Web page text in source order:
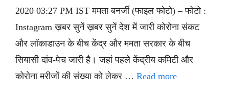
2020 03:27 PM IST ममता बनर्जी (फाइल फोटो) – फोटो :
Instagram ख़बर सुनें ख़बर सुनें देश में जारी कोरोना संकट
और लॉकाडाउन के बीच केंद्र और ममता सरकार के बीच
सियासी दांव-पेच जारी है। जहां पहले केंद्रीय कमिटी और
कोरोना मरीजों की संख्या को लेकर … Read more